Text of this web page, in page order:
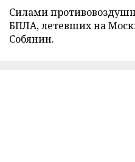
Силами
БПЛА, летевших на
Собянин.